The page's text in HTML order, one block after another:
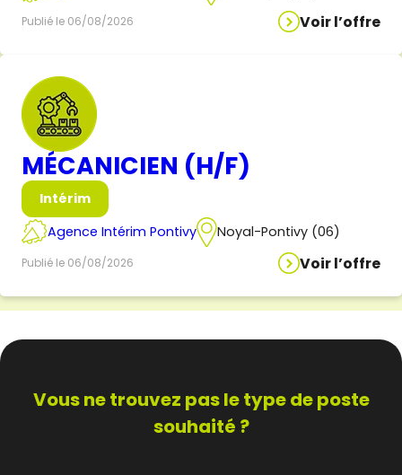
Publié le 06/08/2026 Voir l’offre
MÉCANICIEN (H/F)
Intérim
Agence Intérim Pontivy
Noyal-Pontivy (06)
Publié le 06/08/2026 Voir l’offre
Vous ne trouvez pasle type de poste
souhaité ?